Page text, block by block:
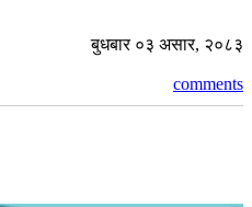
बुधबार ०३ असार, २०८३
comments